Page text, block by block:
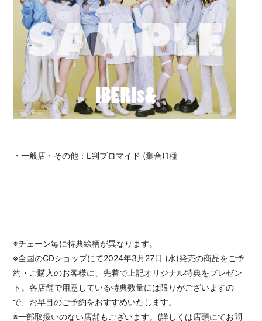
・一般店・その他：L判ブロマイド (集合)1種
※チェーン毎に特典絵柄が異なります。
※全国のCDショップにて2024年3月27日 (水)発売の商品をご予
約・ご購入のお客様に、先着で上記オリジナル特典をプレゼン
ト。各店舗で用意している特典数量には限りがございますの
で、お早目のご予約をおすすめいたします。
※一部取扱いのない店舗もございます。(詳しくは店頭にてお問